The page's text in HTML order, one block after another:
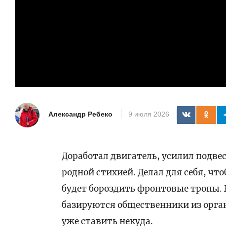
Александр Ребеко 9 июля 2026
Доработал двигатель, усилил
родной стихией. Делал для себя,
будет бороздить фронтовые
базируются общественники из
уже ставить некуда.